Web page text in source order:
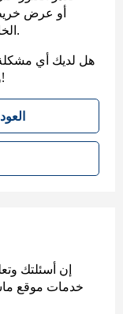
الخاصة بنا لمساعدتك في العثور على ما تريد.
هل لديك أي
وسنعاود التواصل معك. شكرًا على صبرك!
إن أسئلتك
خدمات موقع